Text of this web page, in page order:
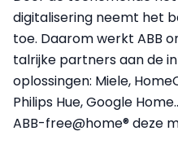
digitalisering neemt het
toe. Daarom werkt ABB
talrijke partners aan de
oplossingen: Miele,
Philips Hue, Google
ABB-free@home® deze